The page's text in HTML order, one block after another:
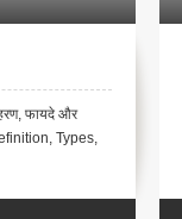
फायदे और
Types,